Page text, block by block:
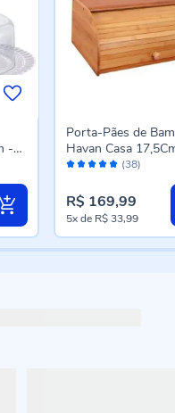
-
Avaliação: (38)
Porta-Pães de
Havan Casa
Bambu
R$ 169,99
5xde R$ 33,99